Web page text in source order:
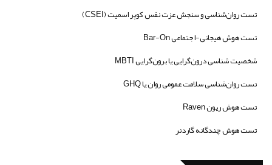
تست روان‌شناسی و سنجش عزت نفس کوپر اسمیت (CSEI)
تست هوش هیجانی-اجتماعی Bar-On
شخصیت شناسی درون‌گرایی یا برون‌گرایی MBTI
تست روان‌شناسی سلامت عمومی روان یا GHQ
تست هوش ریون Raven
تست هوش چندگانه گاردنر